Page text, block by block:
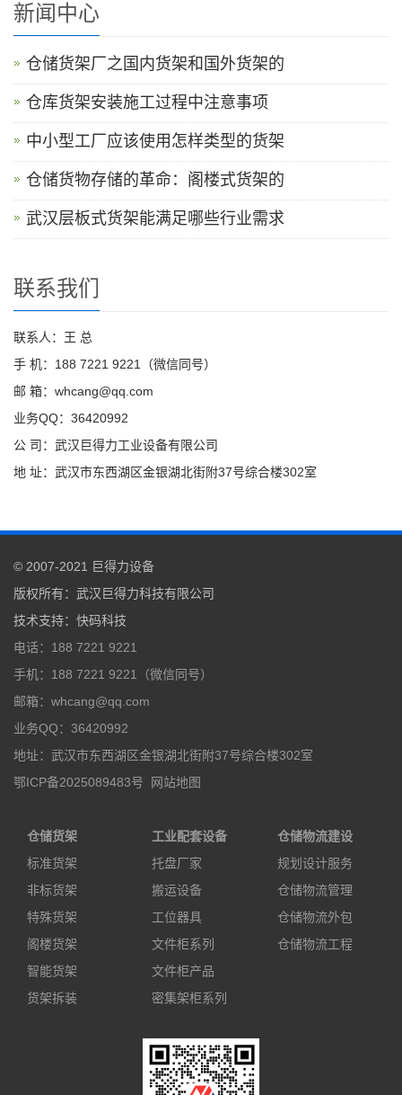
新闻中心
仓储货架厂之国内货架和国外货架的
仓库货架安装施工过程中注意事项
中小型工厂应该使用怎样类型的货架
仓储货物存储的革命：阁楼式货架的
武汉层板式货架能满足哪些行业需求
联系我们
联系人：王 总
手 机：188 7221 9221（微信同号）
邮 箱：whcang@qq.com
业务QQ：36420992
公 司：武汉巨得力工业设备有限公司
地 址：武汉市东西湖区金银湖北街附37号综合楼302室
© 2007-2021
巨得力设备
版权所有： 武汉巨得力科技有限公司
技术支持： 快码科技
电话：188 7221 9221
手机：188 7221 9221（微信同号）
邮箱：whcang@qq.com
业务QQ：36420992
地址：武汉市东西湖区金银湖北街附37号综合楼302室
鄂ICP备2025089483号
网站地图
仓储货架
标准货架
非标货架
特殊货架
阁楼货架
智能货架
货架拆装
工业配套设备
托盘厂家
搬运设备
工位器具
文件柜系列
文件柜产品
密集架柜系列
仓储物流建设
规划设计服务
仓储物流管理
仓储物流外包
仓储物流工程